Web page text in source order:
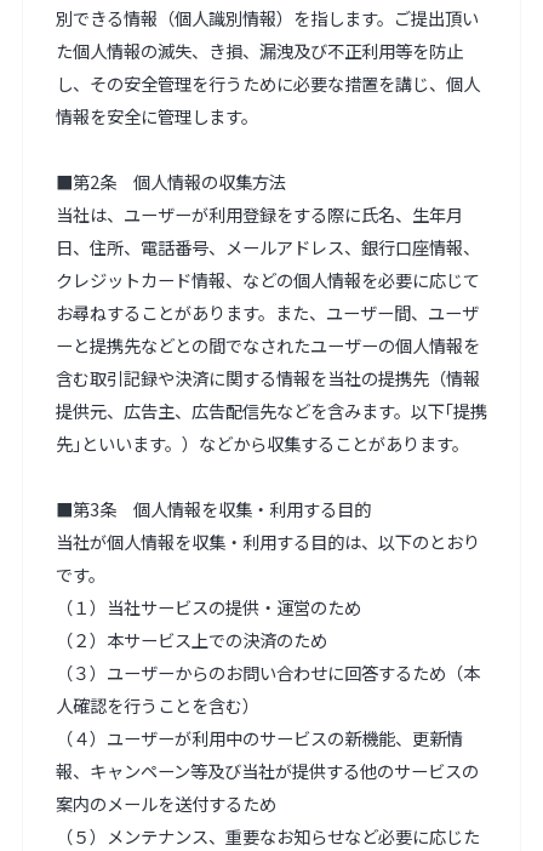
別できる情報（個人識別情報）を指します。ご提出頂い
た個人情報の滅失、き損、漏洩及び不正利用等を防止
し、その安全管理を行うために必要な措置を講じ、個人
情報を安全に管理します。
■第2条　個人情報の収集方法
当社は、ユーザーが利用登録をする際に氏名、生年月
日、住所、電話番号、メールアドレス、銀行口座情報、
クレジットカード情報、などの個人情報を必要に応じて
お尋ねすることがあります。また、ユーザー間、ユーザ
ーと提携先などとの間でなされたユーザーの個人情報を
含む取引記録や決済に関する情報を当社の提携先（情報
提供元、広告主、広告配信先などを含みます。以下｢提携
先｣といいます。）などから収集することがあります。
■第3条　個人情報を収集・利用する目的
当社が個人情報を収集・利用する目的は、以下のとおり
です。
（１）当社サービスの提供・運営のため
（２）本サービス上での決済のため
（３）ユーザーからのお問い合わせに回答するため（本
人確認を行うことを含む）
（４）ユーザーが利用中のサービスの新機能、更新情
報、キャンペーン等及び当社が提供する他のサービスの
案内のメールを送付するため
（５）メンテナンス、重要なお知らせなど必要に応じた